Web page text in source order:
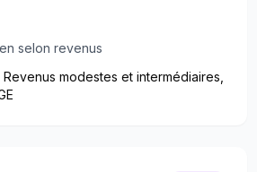
selon revenus
Revenus modestes et intermédiaires,